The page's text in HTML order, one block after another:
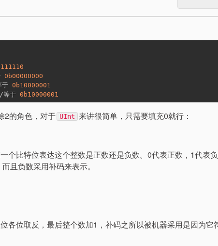
0b00000000
0b10000001
于 0b10000001
2的角色，对于 UInt 来讲很简单，只需要填充0就行：
个比特位表达这个整数是正数还是负数。0代表正数，1代表
且负数采用补码来表示。
各位取反，最后整个数加1，补码之所以被机器采用是因为它